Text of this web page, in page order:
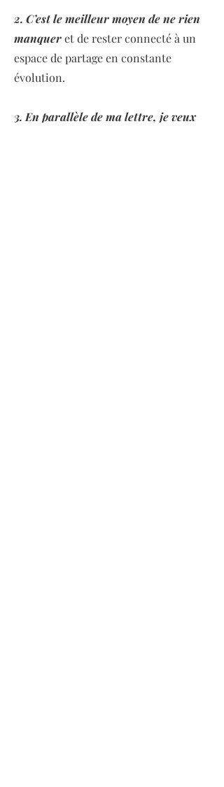
2. C’est le meilleur moyen de ne rien
manqueret de rester connecté à un
espace de partage en constante
évolution.
3. En parallèle de ma lettre, je veux